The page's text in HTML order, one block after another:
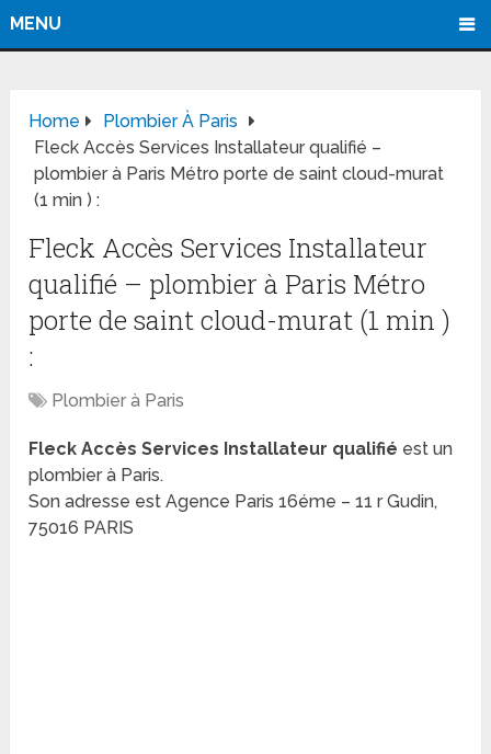
MENU
Home
Plombier À Paris
Fleck Accès Services Installateur qualifié –
plombier à Paris Métro porte de saint cloud-murat
(1 min ) :
Fleck Accès Services Installateur
qualifié – plombier à Paris Métro
porte de saint cloud-murat (1 min )
:
Plombier à Paris
Fleck Accès Services Installateur qualifié est un
plombier à Paris.
Son adresse est Agence Paris 16éme – 11 r Gudin,
75016 PARIS